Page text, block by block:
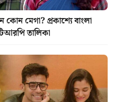
মেগা? প্রকাশ্যে বাংলা
তালিকা